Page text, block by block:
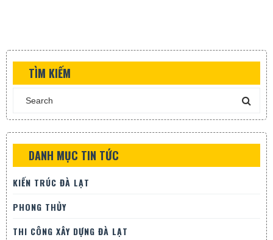
TÌM KIẾM
DANH MỤC TIN TỨC
KIẾN TRÚC ĐÀ LẠT
PHONG THỦY
THI CÔNG XÂY DỰNG ĐÀ LẠT